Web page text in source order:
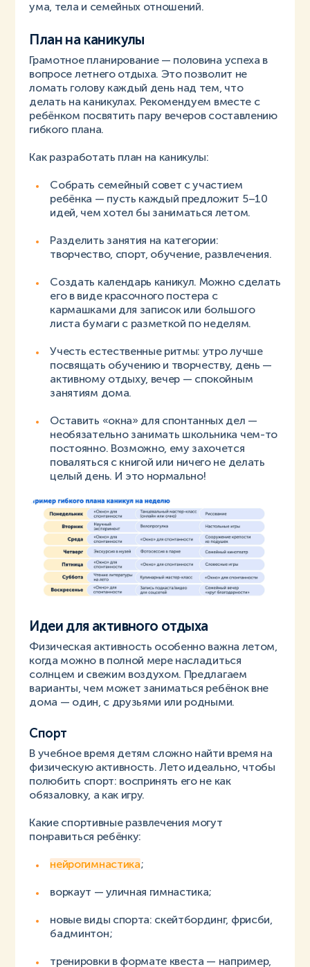
ума, тела и семейных отношений.
План на каникулы
Грамотное планирование — половина успеха в
вопросе летнего отдыха. Это позволит не
ломать голову каждый день над тем, что
делать на каникулах. Рекомендуем вместе с
ребёнком посвятить пару вечеров составлению
гибкого плана.
Как разработать план на каникулы:
Собрать семейный совет с участием
ребёнка — пусть каждый предложит 5–10
идей, чем хотел бы заниматься летом.
Разделить занятия на категории:
творчество, спорт, обучение, развлечения.
Создать календарь каникул. Можно сделать
его в виде красочного постера с
кармашками для записок или большого
листа бумаги с разметкой по неделям.
Учесть естественные ритмы: утро лучше
посвящать обучению и творчеству, день —
активному отдыху, вечер — спокойным
занятиям дома.
Оставить «окна» для спонтанных дел —
необязательно занимать школьника чем-то
постоянно. Возможно, ему захочется
поваляться с книгой или ничего не делать
целый день. И это нормально!
Идеи для активного отдыха
Физическая активность особенно важна летом,
когда можно в полной мере насладиться
солнцем и свежим воздухом. Предлагаем
варианты, чем может заниматься ребёнок вне
дома — один, с друзьями или родными.
Спорт
В учебное время детям сложно найти время на
физическую активность. Лето идеально, чтобы
полюбить спорт: воспринять его не как
обязаловку, а как игру.
Какие спортивные развлечения могут
понравиться ребёнку:
нейрогимнастика;
воркаут — уличная гимнастика;
новые виды спорта: скейтбординг, фрисби,
бадминтон;
тренировки в формате квеста — например,